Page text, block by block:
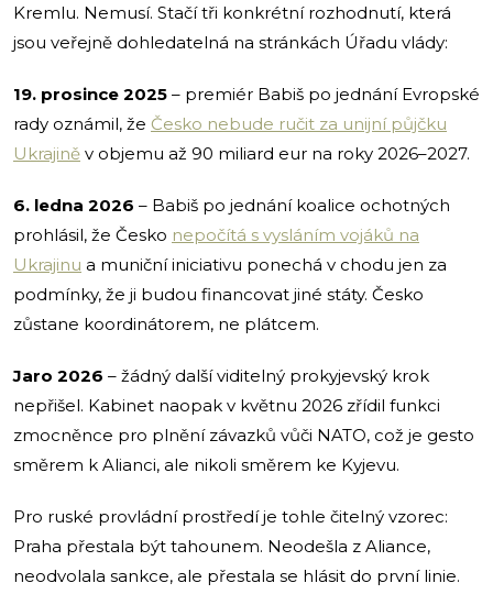
Kremlu. Nemusí. Stačí tři konkrétní rozhodnutí, která
jsou veřejně dohledatelná na stránkách Úřadu vlády:
19. prosince 2025 – premiér Babiš po jednání Evropské
rady oznámil, že Česko nebude ručit za unijní půjčku
Ukrajině v objemu až 90 miliard eur na roky 2026–2027.
6. ledna 2026 – Babiš po jednání koalice ochotných
prohlásil, že Česko nepočítá s vysláním vojáků na
Ukrajinu a muniční iniciativu ponechá v chodu jen za
podmínky, že ji budou financovat jiné státy. Česko
zůstane koordinátorem, ne plátcem.
Jaro 2026 – žádný další viditelný prokyjevský krok
nepřišel. Kabinet naopak v květnu 2026 zřídil funkci
zmocněnce pro plnění závazků vůči NATO, což je gesto
směrem k Alianci, ale nikoli směrem ke Kyjevu.
Pro ruské provládní prostředí je tohle čitelný vzorec:
Praha přestala být tahounem. Neodešla z Aliance,
neodvolala sankce, ale přestala se hlásit do první linie.